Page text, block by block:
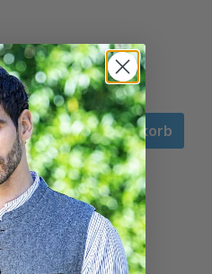
In den Warenkorb